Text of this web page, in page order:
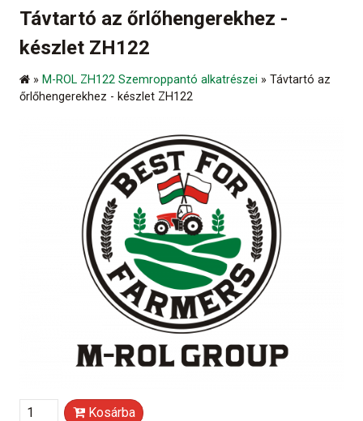
Távtartó az őrlőhengerekhez -
készlet ZH122
» M-ROL ZH122 Szemroppantó alkatrészei » Távtartó az
őrlőhengerekhez - készlet ZH122
Kosárba